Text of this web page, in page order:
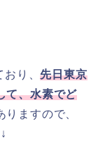
おり、先日東京
て、水素でど
りますので、